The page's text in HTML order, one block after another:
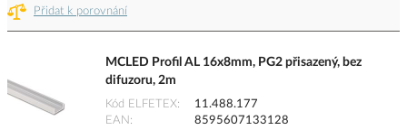
Přidat k porovnání
MCLED Profil AL 16x8mm, PG2 přisazený, bez
difuzoru, 2m
Kód ELFETEX
11.488.177
EAN
8595607133128